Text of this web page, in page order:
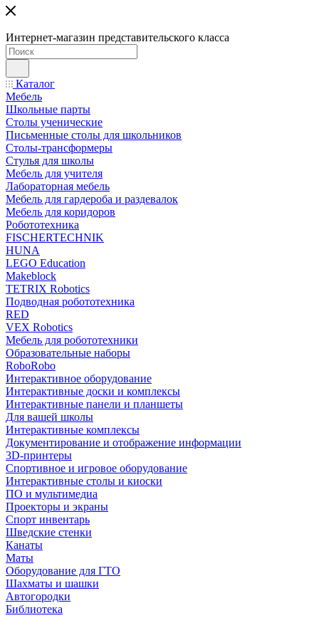
Интернет-магазин представительского класса
Каталог
Мебель
Школьные парты
Столы ученические
Письменные столы для школьников
Столы-трансформеры
Стулья для школы
Мебель для учителя
Лабораторная мебель
Мебель для гардероба и раздевалок
Мебель для коридоров
Робототехника
FISCHERTECHNIK
HUNA
LEGO Education
Makeblock
TETRIX Robotics
Подводная робототехника
RED
VEX Robotics
Мебель для робототехники
Образовательные наборы
RoboRobo
Интерактивное оборудование
Интерактивные доски и комплексы
Интерактивные панели и планшеты
Для вашей школы
Интерактивные комплексы
Документирование и отображение информации
3D-принтеры
Спортивное и игровое оборудование
Интерактивные столы и киоски
ПО и мультимедиа
Проекторы и экраны
Спорт инвентарь
Шведские стенки
Канаты
Маты
Оборудование для ГТО
Шахматы и шашки
Автогородки
Библиотека